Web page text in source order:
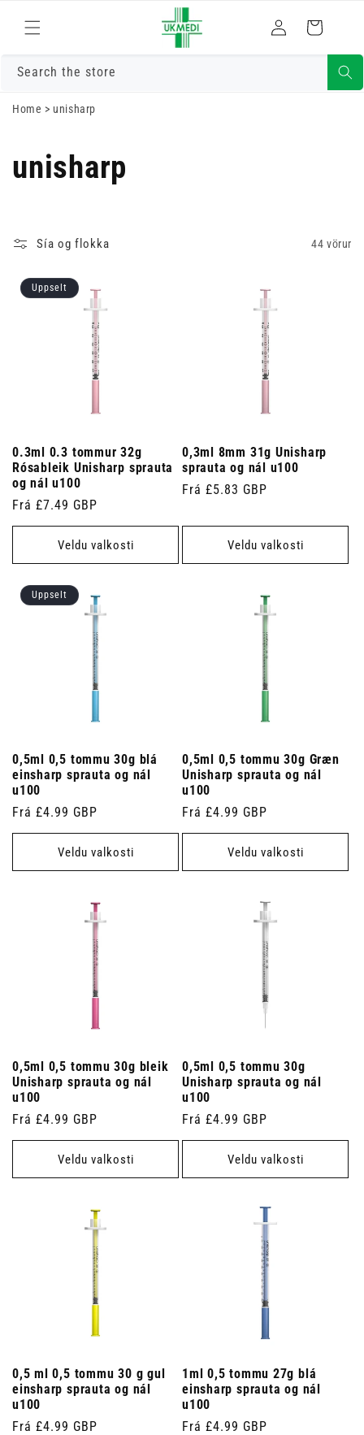
Fara í efni
inn
Karfa
Search the store
Home > unisharp
unisharp
Sía og flokka 44 vörur
Uppselt
0.3ml 0.3 tommur 32g
Rósableik Unisharp sprauta
og nál u100
Venjulegt
verð
Frá £7.49 GBP
Veldu valkosti
0,3ml 8mm 31g Unisharp
sprauta og nál u100
Venjulegt
Frá £5.83 GBP
Veldu valkosti
Uppselt
0,5ml 0,5 tommu 30g blá
einsharp sprauta og nál
u100
Venjulegt
verð
Frá £4.99 GBP
Veldu valkosti
0,5ml 0,5 tommu 30g Græn
Unisharp sprauta og nál
u100
Venjulegt
verð
Frá £4.99 GBP
Veldu valkosti
0,5ml 0,5 tommu 30g bleik
Unisharp sprauta og nál
u100
Venjulegt
verð
Frá £4.99 GBP
Veldu valkosti
0,5ml 0,5 tommu 30g
Unisharp sprauta og nál
u100
Venjulegt
verð
Frá £4.99 GBP
Veldu valkosti
0,5 ml 0,5 tommu 30 g gul
einsharp sprauta og nál
u100
Venjulegt
Frá £4.99 GBP
1ml 0,5 tommu 27g blá
einsharp sprauta og nál
u100
Venjulegt
Frá £4.99 GBP